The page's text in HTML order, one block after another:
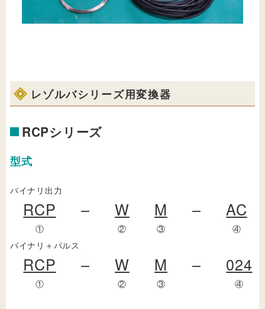
レゾルバシリーズ用変換器
RCPシリーズ
型式
バイナリ出力
RCP – W M – AC
① ② ③
④
バイナリ＋パルス
RCP – W M – 024
① ② ③ ④